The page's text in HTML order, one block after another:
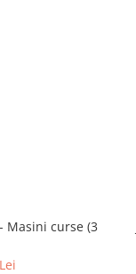
Masini curse (3